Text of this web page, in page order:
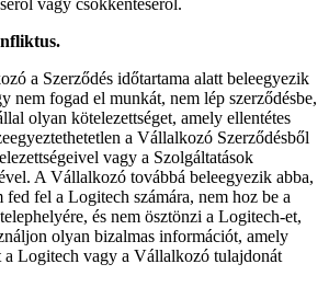
vagy csökkentéséről.
a Szerződés időtartama alatt beleegyezik
nem fogad el munkát, nem lép szerződésbe,
olyan kötelezettséget, amely ellentétes
a Vállalkozó Szerződésből
vagy a Szolgáltatások
A Vállalkozó továbbá beleegyezik abba,
fed fel a Logitech számára, nem hoz be a
és nem ösztönzi a Logitech-et,
olyan bizalmas információt, amely
a Logitech vagy a Vállalkozó tulajdonát